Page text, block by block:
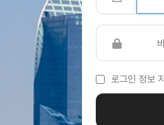
로그인 정보